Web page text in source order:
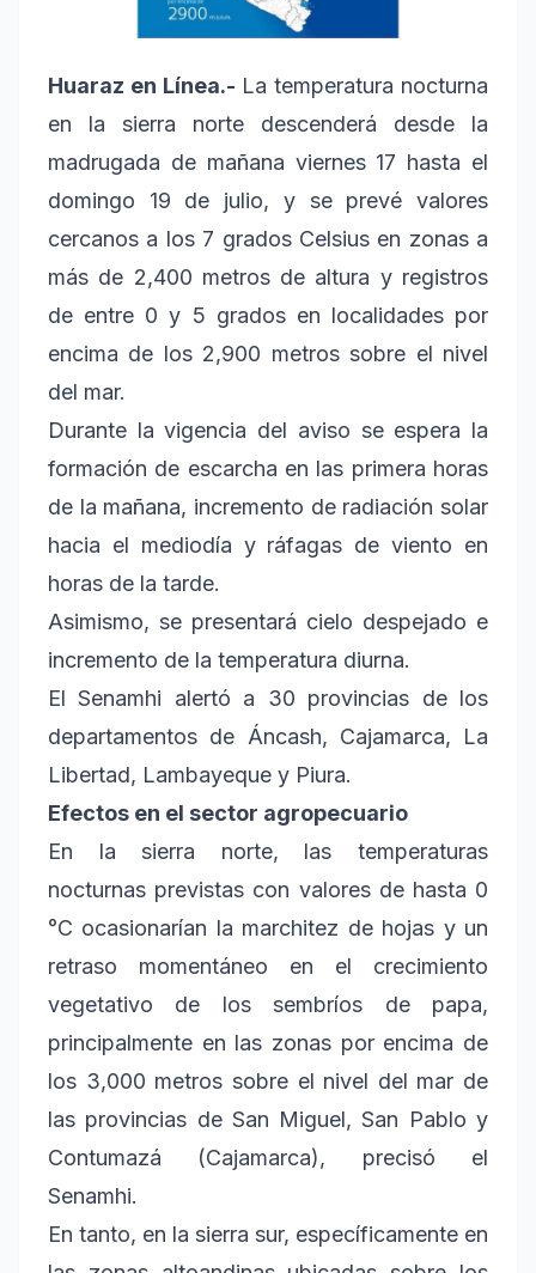
Huaraz en Línea.- La temperatura nocturna
en la sierra norte descenderá desde la
madrugada de mañana viernes 17 hasta el
domingo 19 de julio, y se prevé valores
cercanos a los 7 grados Celsius en zonas a
más de 2,400 metros de altura y registros
de entre 0 y 5 grados en localidades por
encima de los 2,900 metros sobre el nivel
del mar.
Durante la vigencia del aviso se espera la
formación de escarcha en las primera horas
de la mañana, incremento de radiación solar
hacia el mediodía y ráfagas de viento en
horas de la tarde.
Asimismo, se presentará cielo despejado e
incremento de la temperatura diurna.
El Senamhi alertó a 30 provincias de los
departamentos de Áncash, Cajamarca, La
Libertad, Lambayeque y Piura.
Efectos en el sector agropecuario
En la sierra norte, las temperaturas
nocturnas previstas con valores de hasta 0
°C ocasionarían la marchitez de hojas y un
retraso momentáneo en el crecimiento
vegetativo de los sembríos de papa,
principalmente en las zonas por encima de
los 3,000 metros sobre el nivel del mar de
las provincias de San Miguel, San Pablo y
Contumazá (Cajamarca), precisó el
Senamhi.
En tanto, en la sierra sur, específicamente en